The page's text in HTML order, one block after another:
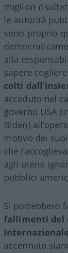
migliori
le autorità
sono proprio
alla
sapere cogliere
colti
accaduto nel
governo USA
Biden)
motivo dei
che
agli utenti
pubblici
Si potrebbero
fallimenti del
accennato